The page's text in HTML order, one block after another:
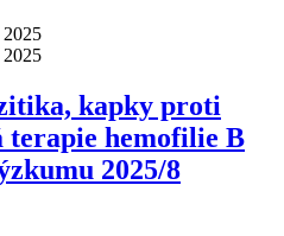
2025
2025
kapky proti
terapie hemofilie B
2025/8